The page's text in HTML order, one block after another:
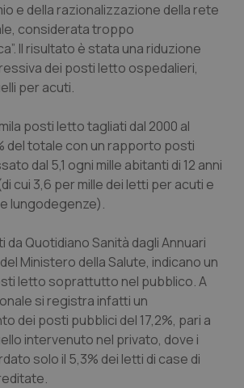
Giulia
& coronaropatie
e della razionalizzazione della rete
considerata troppo
Il risultato è stata una riduzione
dei posti letto ospedalieri,
per acuti.
posti letto tagliati dal 2000 al
del totale con un rapporto posti
dal 5,1 ogni mille abitanti di 12 anni
cui 3,6 per mille dei letti per acuti e
lungodegenze).
da Quotidiano Sanità dagli Annuari
Ministero della Salute, indicano un
letto soprattutto nel pubblico. A
si registra infatti un
dei posti pubblici del 17,2%, pari a
intervenuto nel privato, dove i
solo il 5,3% dei letti di case di